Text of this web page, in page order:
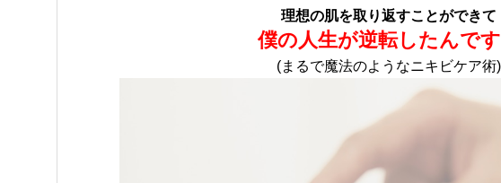
理想の肌を取り返すことができて
僕の人生が逆転したんです
(まるで魔法のようなニキビケア術)